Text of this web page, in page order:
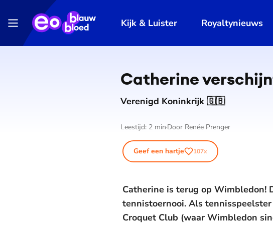
Kijk & Luister Royaltynieuws
Catherine
Verenigd Koninkrijk 🇬🇧
Leestijd: 2 min Door Renée Prenger
Geef een hartje 107x
Catherine is terug op Wimbledon!
tennistoernooi. Als
Croquet Club (waar Wimbledon